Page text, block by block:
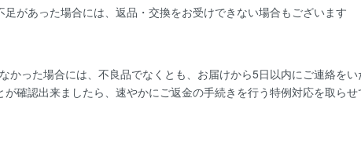
があった場合には、返品・交換をお受けできない場合もございます
った場合には、不良品でなくとも、お届けから5日以内にご連絡を
認出来ましたら、速やかにご返金の手続きを行う特例対応を取らせ